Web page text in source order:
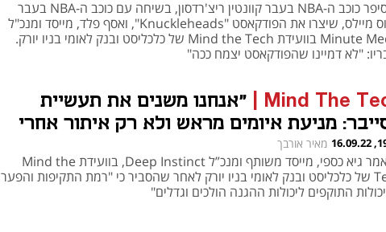
כך סיפר כוכב ה-NBA בעבר קוונטין ריצ'רדסון, בשיחה עם כוכב ה-NBA בעבר
דריוס מיילס, שיצרו את הפודקאסט "Knuckleheads", ואסף פלד, מייסד ומנכ"ל
Minute Media בוועידת Mind the Tech של כלכליסט ובנק לאומי בניו יורק.
"לא דמיינו שהפודקאסט יצמח ככה"
Mind The
"אנחנו משנים את תעשיית
מניעת איומים מראש ולא רק איתור אחרי
מאיר אורבך
כך אמר גיא כספי, מייסד משותף ומנכ”ל Deep Instinct, בוועידת Mind the
Tech של כלכליסט ובנק לאומי בניו יורק לאחר שהסביר כי "רמת התקיפות והפער
התוקפים ליכולות ההגנה הולכים וגדלים"